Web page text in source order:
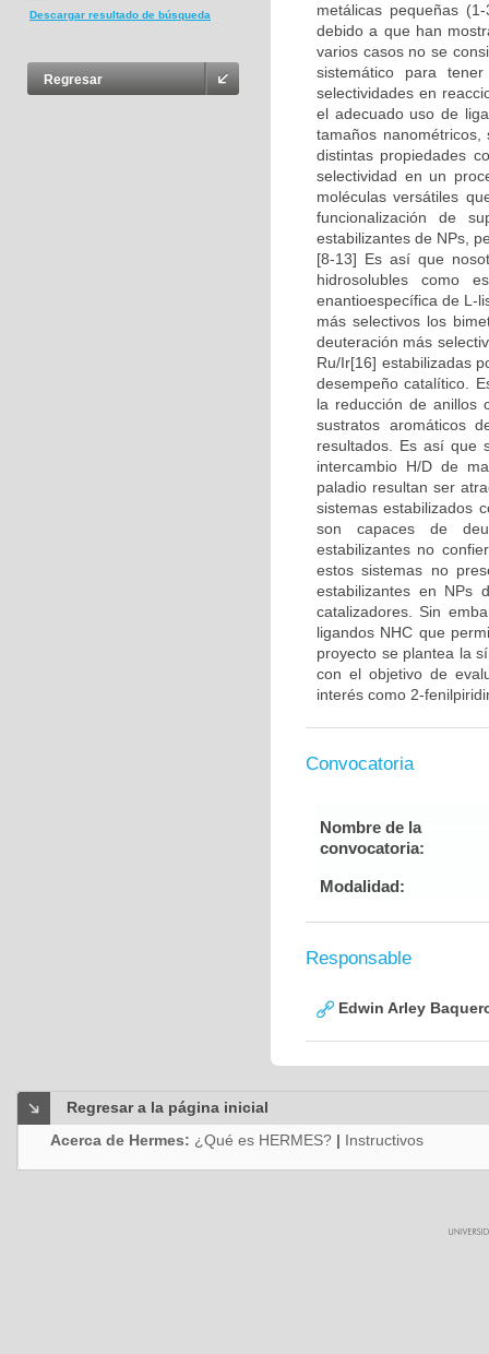
Descargar resultado de búsqueda
Regresar
metálicas pequeñas
debido a que han
varios casos no se
sistemático para
selectividades en
el adecuado uso de
tamaños
distintas propiedades
selectividad en un
moléculas versátiles
funcionalización de
estabilizantes de NPs,
[8-13] Es así que
hidrosolubles como
enantioespecífica de L-
más selectivos los
deuteración más
Ru/Ir[16] estabilizadas
desempeño catalítico.
la reducción de anillos
sustratos aromáticos
resultados. Es así que
intercambio H/D de
paladio resultan ser
sistemas estabilizados
son capaces de
estabilizantes no
estos sistemas no
estabilizantes en NPs
catalizadores. Sin
ligandos NHC que
proyecto se plantea la
con el objetivo de
interés como 2-
Convocatoria
Nombre de la
convocatoria:
Modalidad:
Responsable
Edwin Arley
Regresar a la página inicial
Acerca de Hermes: ¿Qué es HERMES? | Instructivos